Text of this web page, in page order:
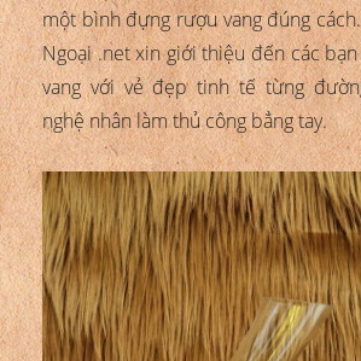
một bình đựng rượu vang đúng
Ngoại .net xin giới thiệu đến các
vang với vẻ đẹp tinh tế từng
nghệ nhân làm thủ công bẳng tay.